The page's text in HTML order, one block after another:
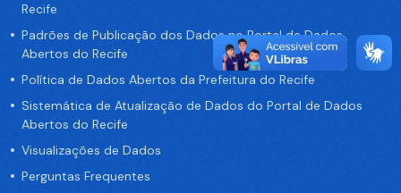
Recife
Padrões de Publicação dos Dados no Portal de Dados
Abertos do Recife
Política de Dados Abertos da Prefeitura do Recife
Sistemática de Atualização de Dados do Portal de Dados
Abertos do Recife
Visualizações de Dados
Perguntas Frequentes